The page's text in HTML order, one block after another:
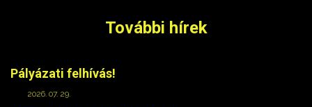
További hírek
Pályázati felhívás!
2026. 07. 29.